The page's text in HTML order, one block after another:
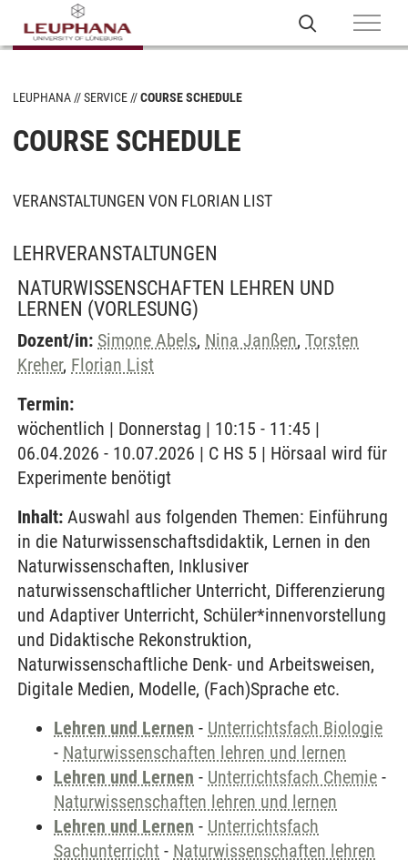
LEUPHANA SERVICE COURSE SCHEDULE
COURSE SCHEDULE
VERANSTALTUNGEN VON FLORIAN LIST
LEHRVERANSTALTUNGEN
NATURWISSENSCHAFTEN LEHREN UND
LERNEN (VORLESUNG)
Dozent/in: Simone Abels, Nina Janßen, Torsten
Kreher, Florian List
Termin:
wöchentlich | Donnerstag | 10:15 - 11:45 |
06.04.2026 - 10.07.2026 | C HS 5 | Hörsaal wird für
Experimente benötigt
Inhalt: Auswahl aus folgenden Themen: Einführung
in die Naturwissenschaftsdidaktik, Lernen in den
Naturwissenschaften, Inklusiver
naturwissenschaftlicher Unterricht, Differenzierung
und Adaptiver Unterricht, Schüler*innenvorstellung
und Didaktische Rekonstruktion,
Naturwissenschaftliche Denk- und Arbeitsweisen,
Digitale Medien, Modelle, (Fach)Sprache etc.
Lehren und Lernen - Unterrichtsfach Biologie
- Naturwissenschaften lehren und lernen
Lehren und Lernen - Unterrichtsfach Chemie -
Naturwissenschaften lehren und lernen
Lehren und Lernen - Unterrichtsfach
Sachunterricht - Naturwissenschaften lehren